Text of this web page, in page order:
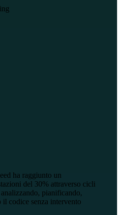
ha raggiunto un
del 30% attraverso cicli
pianificando,
codice senza intervento